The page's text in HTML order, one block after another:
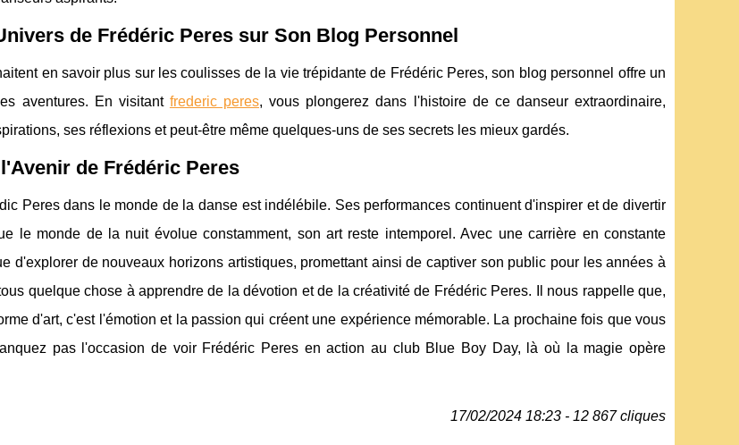
de Frédéric Peres sur Son Blog Personnel
en savoir plus sur les coulisses de la vie trépidante de Frédéric Peres, son blog personnel offre un
aventures. En visitant frederic peres, vous plongerez dans l'histoire de ce danseur extraordinaire,
ses réflexions et peut-être même quelques-uns de ses secrets les mieux gardés.
de Frédéric Peres
Peres dans le monde de la danse est indélébile. Ses performances continuent d'inspirer et de divertir
le monde de la nuit évolue constamment, son art reste intemporel. Avec une carrière en constante
d'explorer de nouveaux horizons artistiques, promettant ainsi de captiver son public pour les années à
quelque chose à apprendre de la dévotion et de la créativité de Frédéric Peres. Il nous rappelle que,
d'art, c'est l'émotion et la passion qui créent une expérience mémorable. La prochaine fois que vous
pas l'occasion de voir Frédéric Peres en action au club Blue Boy Day, là où la magie opère
17/02/2024 18:23 - 12 867 cliques